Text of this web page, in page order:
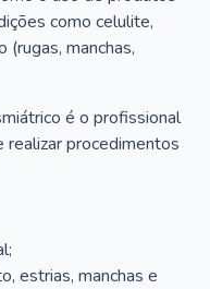
como celulite,
manchas,
é o profissional
realizar procedimentos
estrias, manchas e